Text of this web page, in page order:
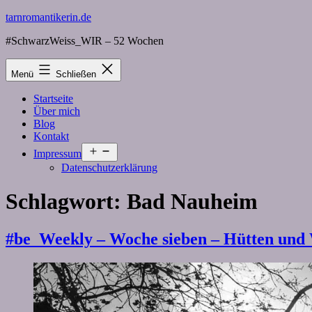
Zum
springen
tarnromantikerin.de
#SchwarzWeiss_WIR – 52 Wochen
Menü Schließen
Startseite
Über mich
Blog
Kontakt
Impressum
öffnen
Datenschutzerklärung
Schlagwort: Bad Nauheim
#be_Weekly – Woche sieben – Hütten und